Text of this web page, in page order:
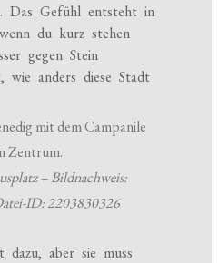
Das Gefühl entsteht in
du kurz stehen
gegen Stein
wie anders diese Stadt
– Bildnachweis:
ID: 2203830326
dazu, aber sie muss